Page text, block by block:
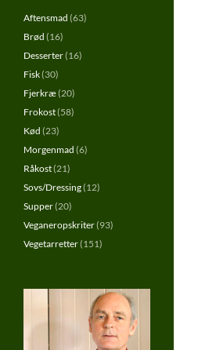
Aftensmad (63)
Brød (16)
Desserter(16)
Fisk(30)
Fjerkræ(20)
Frokost(58)
Kød (23)
Morgenmad (6)
Råkost(21)
Sovs/Dressing(12)
Supper(20)
Veganeropskriter(93)
Vegetarretter(151)